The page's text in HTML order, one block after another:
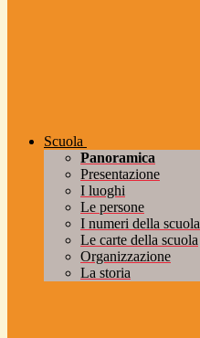
Scuola
Panoramica
Presentazione
I luoghi
Le persone
I numeri della scuola
Le carte della scuola
Organizzazione
La storia